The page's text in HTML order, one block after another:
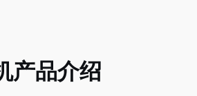
产品介绍